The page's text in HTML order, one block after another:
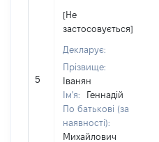
5
[Не
застосовується]
Декларує:
Прізвище:
Іванян
Ім'я:
Геннадій
По батькові (за
наявності):
Михайлович